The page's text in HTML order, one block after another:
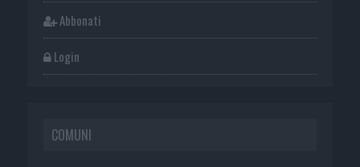
Abbonati
Login
COMUNI